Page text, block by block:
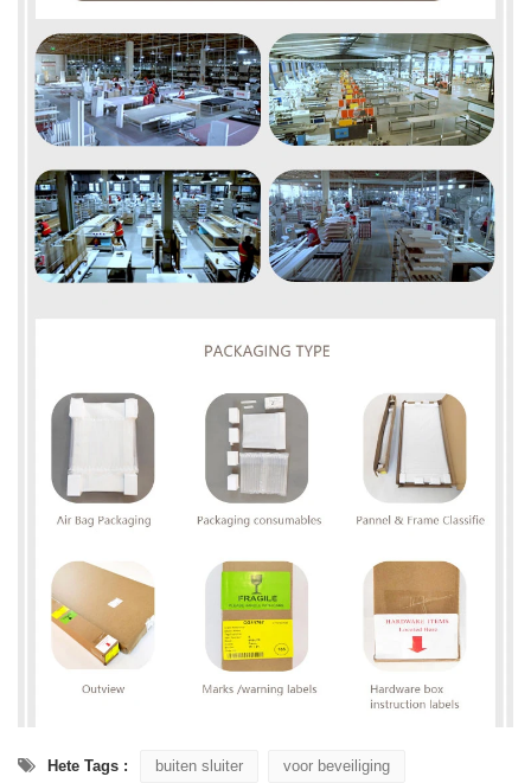
Hete Tags : buiten sluiter voor beveiliging